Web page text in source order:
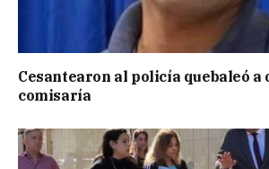
Cesantearon al policía quebaleó a
comisaría